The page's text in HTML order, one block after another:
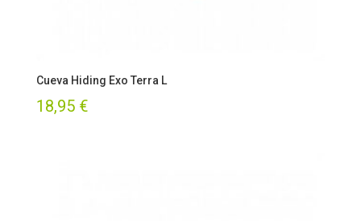
Cueva Hiding Exo Terra L
18,95 €